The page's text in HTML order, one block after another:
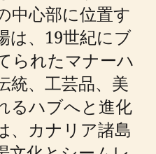
中心部に位置す
は、19世紀にブ
られたマナーハ
統、工芸品、美
るハブへと進化
、カナリア諸島